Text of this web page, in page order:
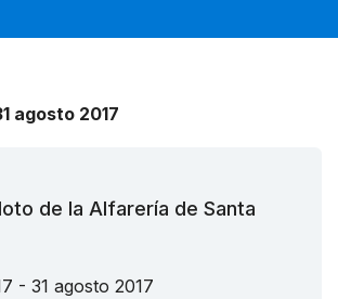
agosto 2017
de la Alfarería de Santa
- 31 agosto 2017